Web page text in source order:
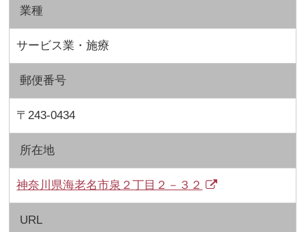
業種
サービス業・施療
郵便番号
〒243-0434
所在地
神奈川県海老名市泉２丁目２－３２
URL